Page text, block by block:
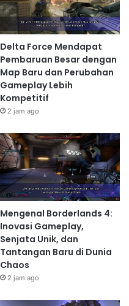
Delta Force Mendapat
Pembaruan Besar dengan
Map Baru dan Perubahan
Gameplay Lebih
Kompetitif
2 jam ago
Mengenal Borderlands 4:
Inovasi Gameplay,
Senjata Unik, dan
Tantangan Baru di Dunia
Chaos
2 jam ago